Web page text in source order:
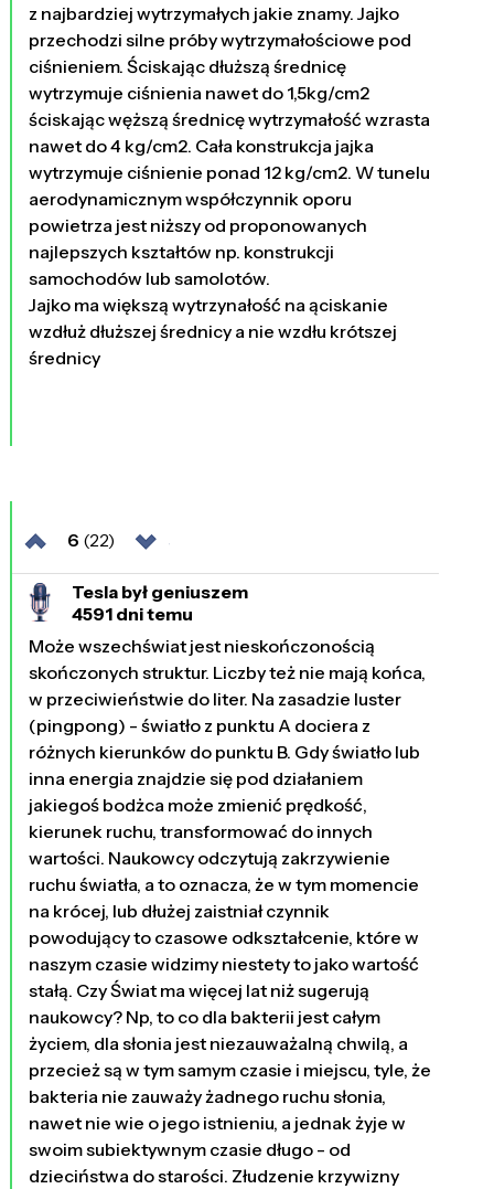
z najbardziej wytrzymałych jakie znamy. Jajko
przechodzi silne próby wytrzymałościowe pod
ciśnieniem. Ściskając dłuższą średnicę
wytrzymuje ciśnienia nawet do 1,5kg/cm2
ściskając węższą średnicę wytrzymałość wzrasta
nawet do 4 kg/cm2. Cała konstrukcja jajka
wytrzymuje ciśnienie ponad 12 kg/cm2. W tunelu
aerodynamicznym współczynnik oporu
powietrza jest niższy od proponowanych
najlepszych kształtów np. konstrukcji
samochodów lub samolotów.
Jajko ma większą wytrzynałość na ąciskanie
wzdłuż dłuższej średnicy a nie wzdłu krótszej
średnicy
6 (22)
Tesla był geniuszem
4591 dni temu
Może wszechświat jest nieskończonością
skończonych struktur. Liczby też nie mają końca,
w przeciwieństwie do liter. Na zasadzie luster
(pingpong) - światło z punktu A dociera z
różnych kierunków do punktu B. Gdy światło lub
inna energia znajdzie się pod działaniem
jakiegoś bodżca może zmienić prędkość,
kierunek ruchu, transformować do innych
wartości. Naukowcy odczytują zakrzywienie
ruchu światła, a to oznacza, że w tym momencie
na krócej, lub dłużej zaistniał czynnik
powodujący to czasowe odkształcenie, które w
naszym czasie widzimy niestety to jako wartość
stałą. Czy Świat ma więcej lat niż sugerują
naukowcy? Np, to co dla bakterii jest całym
życiem, dla słonia jest niezauważalną chwilą, a
przecież są w tym samym czasie i miejscu, tyle, że
bakteria nie zauważy żadnego ruchu słonia,
nawet nie wie o jego istnieniu, a jednak żyje w
swoim subiektywnym czasie długo - od
dzieciństwa do starości. Złudzenie krzywizny